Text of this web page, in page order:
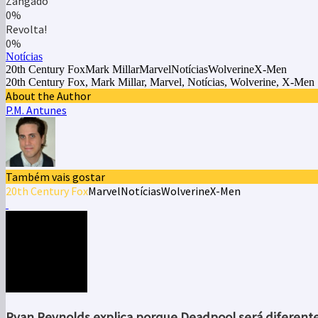
0%
Revolta!
0%
Notícias
20th Century FoxMark MillarMarvelNotíciasWolverineX-Men
20th Century Fox, Mark Millar, Marvel, Notícias, Wolverine, X-Men
About the Author
P.M. Antunes
Também vais gostar
20th Century FoxMarvelNotíciasWolverineX-Men